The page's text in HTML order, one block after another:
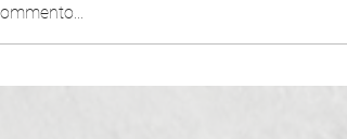
con la resina